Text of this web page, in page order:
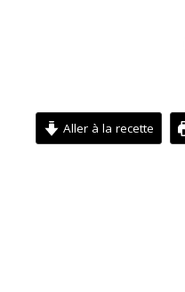
Aller à la recette